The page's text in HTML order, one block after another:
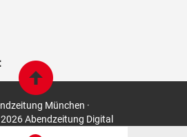
München ·
Abendzeitung Digital